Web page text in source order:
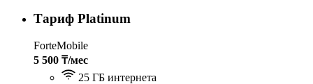
Тариф Platinum
ForteMobile
5 500 ₸/мес
25 ГБ интернета